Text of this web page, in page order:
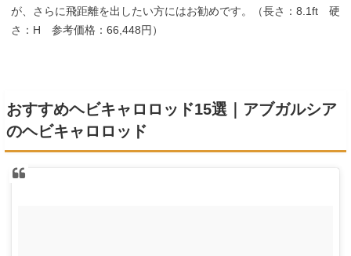
が、さらに飛距離を出したい方にはお勧めです。
（長さ：8.1ft 硬
さ：H 参考価格：66,448円）
おすすめヘビキャロロッド15選｜アブガルシア
のヘビキャロロッド